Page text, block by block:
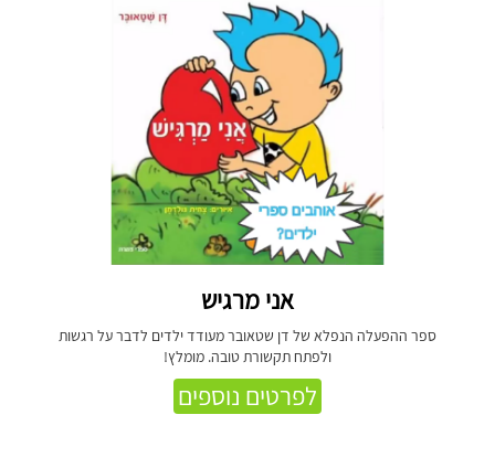
אני מרגיש
ספר ההפעלה הנפלא של דן שטאובר מעודד ילדים לדבר על רגשות
ולפתח תקשורת טובה. מומלץ!
לפרטים נוספים